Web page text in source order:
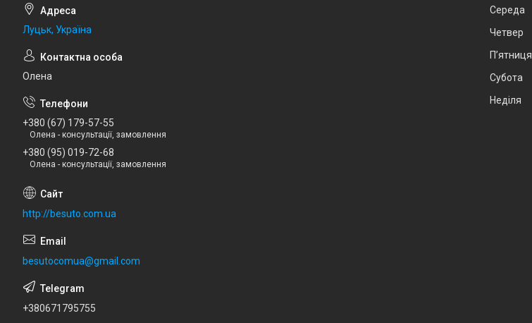
Луцьк, Україна
Олена
+380 (67) 179-57-55
Олена - консультації, замовлення
+380 (95) 019-72-68
Олена - консультації, замовлення
http://besuto.com.ua
besutocomua@gmail.com
+380671795755
Середа
Четвер
Пʼятниця
Субота
Неділя